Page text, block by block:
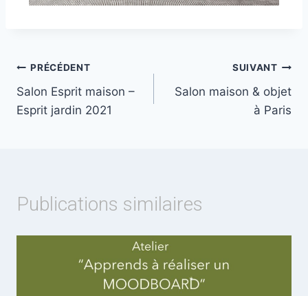
PRÉCÉDENT
Salon Esprit maison –
Esprit jardin 2021
SUIVANT
Salon maison & objet
à Paris
Publications similaires